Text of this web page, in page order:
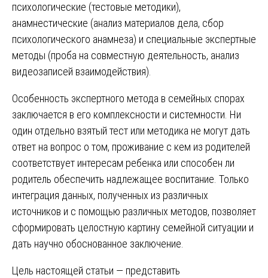
психологические (тестовые методики),
анамнестические (анализ материалов дела, сбор
психологического анамнеза) и специальные экспертные
методы (проба на совместную деятельность, анализ
видеозаписей взаимодействия).
Особенность экспертного метода в семейных спорах
заключается в его комплексности и системности. Ни
один отдельно взятый тест или методика не могут дать
ответ на вопрос о том, проживание с кем из родителей
соответствует интересам ребенка или способен ли
родитель обеспечить надлежащее воспитание. Только
интеграция данных, полученных из различных
источников и с помощью различных методов, позволяет
сформировать целостную картину семейной ситуации и
дать научно обоснованное заключение.
Цель настоящей статьи — представить